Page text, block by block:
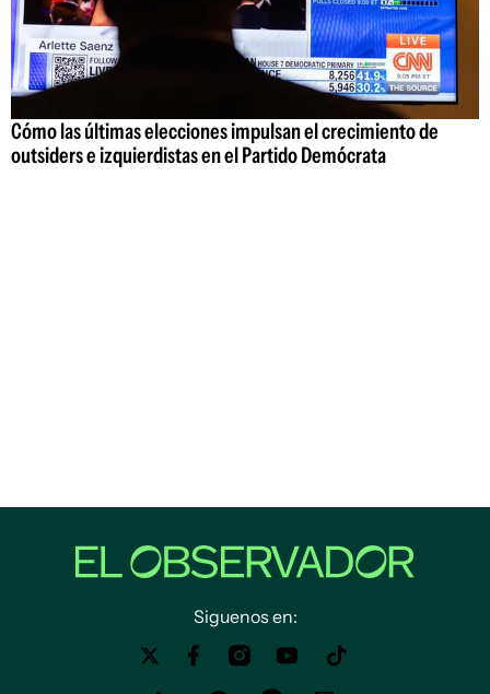
Cómo las últimas elecciones impulsan el crecimiento de
outsiders e izquierdistas en el Partido Demócrata
Siguenos en: